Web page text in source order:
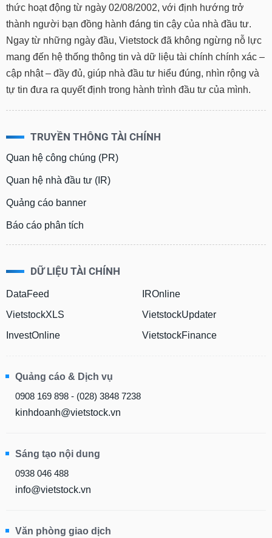
thức hoạt động từ ngày 02/08/2002, với định hướng trở
thành người bạn đồng hành đáng tin cậy của nhà đầu tư.
Ngay từ những ngày đầu, Vietstock đã không ngừng nỗ lực
mang đến hệ thống thông tin và dữ liệu tài chính chính xác –
cập nhật – đầy đủ, giúp nhà đầu tư hiểu đúng, nhìn rộng và
tự tin đưa ra quyết định trong hành trình đầu tư của mình.
TRUYỀN THÔNG TÀI CHÍNH
Quan hệ công chúng (PR)
Quan hệ nhà đầu tư (IR)
Quảng cáo banner
Báo cáo phân tích
DỮ LIỆU TÀI CHÍNH
DataFeed
VietstockXLS
InvestOnline
IROnline
VietstockUpdater
VietstockFinance
Quảng cáo & Dịch vụ
0908 169 898 - (028) 3848 7238
kinhdoanh@vietstock.vn
Sáng tạo nội dung
0938 046 488
info@vietstock.vn
Văn phòng giao dịch